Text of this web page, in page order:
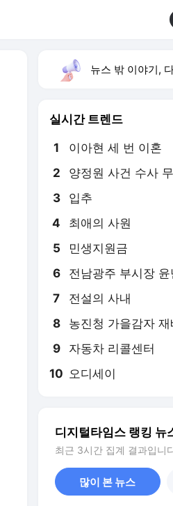
뉴스 밖 이야기, 다음
실시간 트렌드
1 이아현 세 번 이혼
2 양정원 사건 수사
3 입추
4 최애의 사원
5 민생지원금
6 전남광주 부시장 윤
7 전설의 사내
8 농진청 가을감자 재
9 자동차 리콜센터
10 오디세이
디지털타임스 랭킹 뉴
최근 3시간 집계 결과입니
많이 본 뉴스